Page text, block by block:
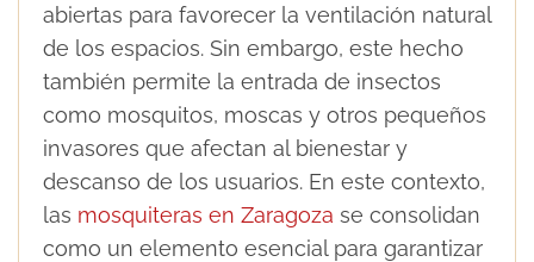
abiertas para favorecer la ventilación natural
de los espacios. Sin embargo, este hecho
también permite la entrada de insectos
como mosquitos, moscas y otros pequeños
invasores que afectan al bienestar y
descanso de los usuarios. En este contexto,
las mosquiteras en Zaragoza se consolidan
como un elemento esencial para garantizar